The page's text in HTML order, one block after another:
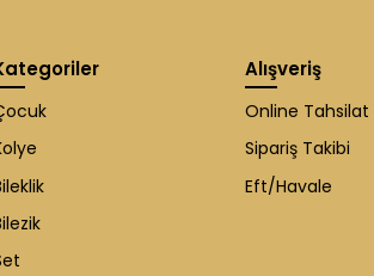
Alışveriş
Online Tahsilat
Sipariş Takibi
Eft/Havale